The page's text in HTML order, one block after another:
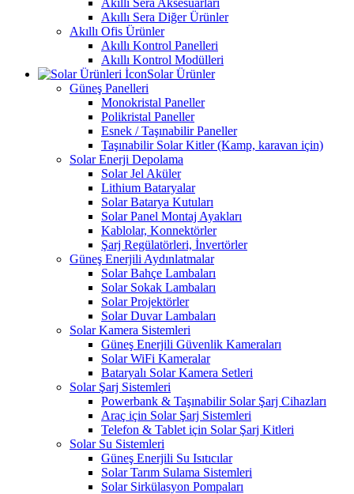
Akıllı Sera Aksesuarları
Akıllı Sera Diğer Ürünler
Akıllı Ofis Ürünler
Akıllı Kontrol Panelleri
Akıllı Kontrol Modülleri
Solar Ürünler
Güneş Panelleri
Monokristal Paneller
Polikristal Paneller
Esnek / Taşınabilir Paneller
Taşınabilir Solar Kitler (Kamp, karavan için)
Solar Enerji Depolama
Solar Jel Aküler
Lithium Bataryalar
Solar Batarya Kutuları
Solar Panel Montaj Ayakları
Kablolar, Konnektörler
Şarj Regülatörleri, İnvertörler
Güneş Enerjili Aydınlatmalar
Solar Bahçe Lambaları
Solar Sokak Lambaları
Solar Projektörler
Solar Duvar Lambaları
Solar Kamera Sistemleri
Güneş Enerjili Güvenlik Kameraları
Solar WiFi Kameralar
Bataryalı Solar Kamera Setleri
Solar Şarj Sistemleri
Powerbank & Taşınabilir Solar Şarj Cihazları
Araç için Solar Şarj Sistemleri
Telefon & Tablet için Solar Şarj Kitleri
Solar Su Sistemleri
Güneş Enerjili Su Isıtıcılar
Solar Tarım Sulama Sistemleri
Solar Sirkülasyon Pompaları